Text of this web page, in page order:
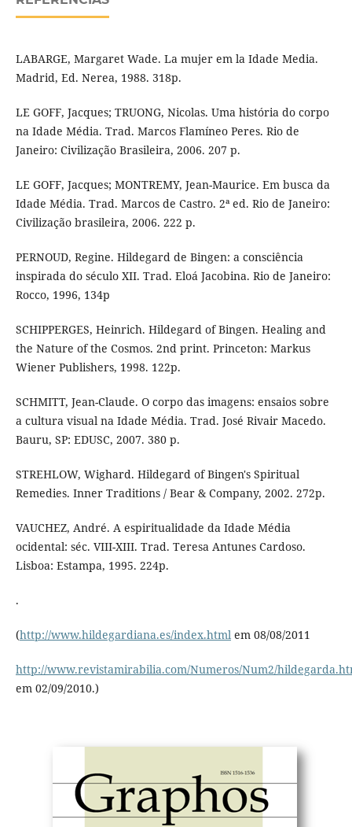
LABARGE, Margaret Wade. La mujer em la Idade Media.
Madrid, Ed. Nerea, 1988. 318p.
LE GOFF, Jacques; TRUONG, Nicolas. Uma história do corpo
na Idade Média. Trad. Marcos Flamíneo Peres. Rio de
Janeiro: Civilização Brasileira, 2006. 207 p.
LE GOFF, Jacques; MONTREMY, Jean-Maurice. Em busca da
Idade Média. Trad. Marcos de Castro. 2ª ed. Rio de Janeiro:
Civilização brasileira, 2006. 222 p.
PERNOUD, Regine. Hildegard de Bingen: a consciência
inspirada do século XII. Trad. Eloá Jacobina. Rio de Janeiro:
Rocco, 1996, 134p
SCHIPPERGES, Heinrich. Hildegard of Bingen. Healing and
the Nature of the Cosmos. 2nd print. Princeton: Markus
Wiener Publishers, 1998. 122p.
SCHMITT, Jean-Claude. O corpo das imagens: ensaios sobre
a cultura visual na Idade Média. Trad. José Rivair Macedo.
Bauru, SP: EDUSC, 2007. 380 p.
STREHLOW, Wighard. Hildegard of Bingen's Spiritual
Remedies. Inner Traditions / Bear & Company, 2002. 272p.
VAUCHEZ, André. A espiritualidade da Idade Média
ocidental: séc. VIII-XIII. Trad. Teresa Antunes Cardoso.
Lisboa: Estampa, 1995. 224p.
.
(http://www.hildegardiana.es/index.htmlem 08/08/2011
http://www.revistamirabilia.com/Numeros/Num2/
em 02/09/2010.)